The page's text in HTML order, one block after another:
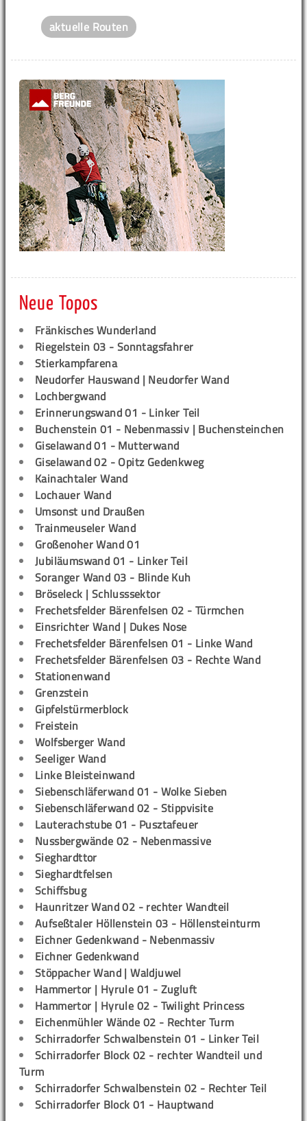
aktuelle Routen
Neue Topos
Fränkisches Wunderland
Riegelstein 03 - Sonntagsfahrer
Stierkampfarena
Neudorfer Hauswand | Neudorfer Wand
Lochbergwand
Erinnerungswand 01 - Linker Teil
Buchenstein 01 - Nebenmassiv | Buchensteinchen
Giselawand 01 - Mutterwand
Giselawand 02 - Opitz Gedenkweg
Kainachtaler Wand
Lochauer Wand
Umsonst und Draußen
Trainmeuseler Wand
Großenoher Wand 01
Jubiläumswand 01 - Linker Teil
Soranger Wand 03 - Blinde Kuh
Bröseleck | Schlusssektor
Frechetsfelder Bärenfelsen 02 - Türmchen
Einsrichter Wand | Dukes Nose
Frechetsfelder Bärenfelsen 01 - Linke Wand
Frechetsfelder Bärenfelsen 03 - Rechte Wand
Stationenwand
Grenzstein
Gipfelstürmerblock
Freistein
Wolfsberger Wand
Seeliger Wand
Linke Bleisteinwand
Siebenschläferwand 01 - Wolke Sieben
Siebenschläferwand 02 - Stippvisite
Lauterachstube 01 - Pusztafeuer
Nussbergwände 02 - Nebenmassive
Sieghardttor
Sieghardtfelsen
Schiffsbug
Haunritzer Wand 02 - rechter Wandteil
Aufseßtaler Höllenstein 03 - Höllensteinturm
Eichner Gedenkwand - Nebenmassiv
Eichner Gedenkwand
Stöppacher Wand | Waldjuwel
Hammertor | Hyrule 01 - Zugluft
Hammertor | Hyrule 02 - Twilight Princess
Eichenmühler Wände 02 - Rechter Turm
Schirradorfer Schwalbenstein 01 - Linker Teil
Schirradorfer Block 02 - rechter Wandteil und
Turm
Schirradorfer Schwalbenstein 02 - Rechter Teil
Schirradorfer Block 01 - Hauptwand